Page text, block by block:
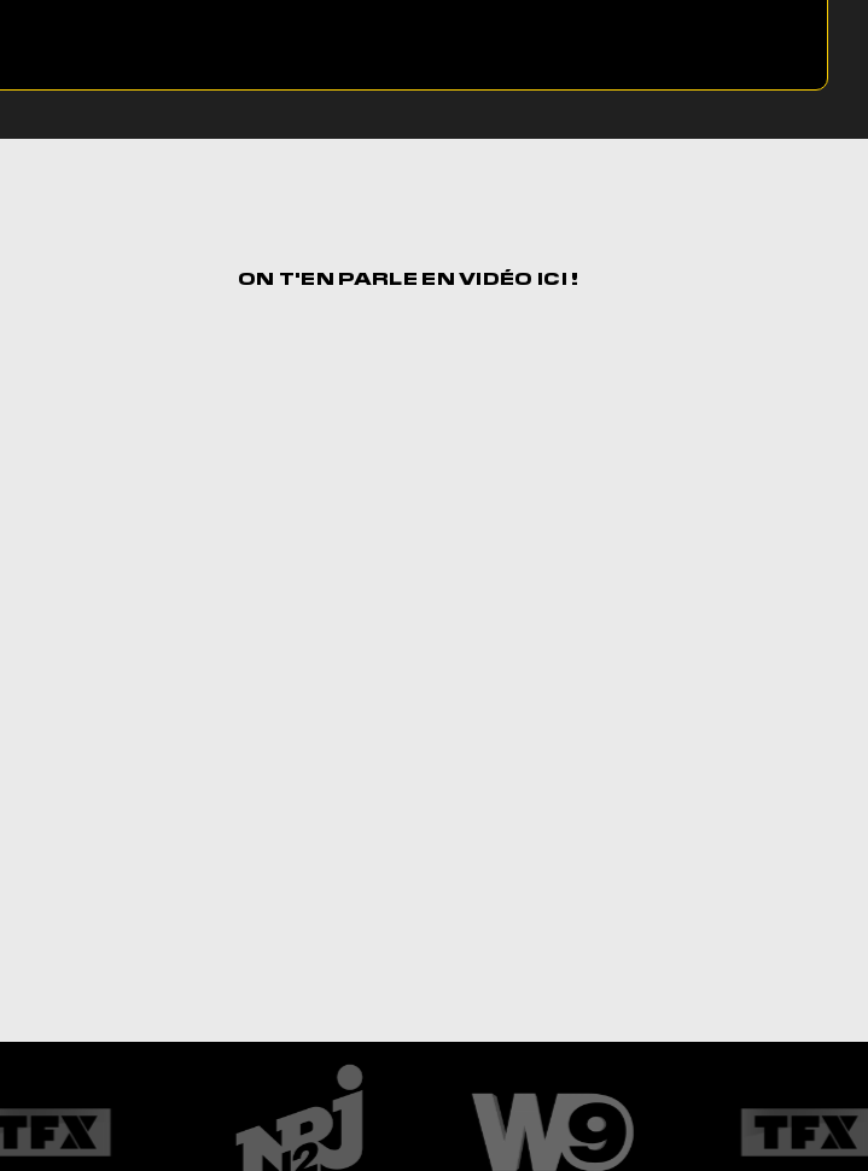
ON T'EN PARLE ENVIDÉO ICI !